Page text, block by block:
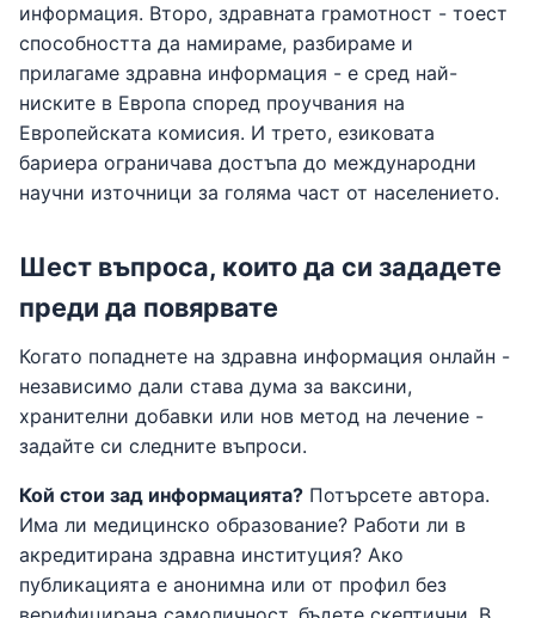
информация. Второ, здравната грамотност - тоест
способността да намираме, разбираме и
прилагаме здравна информация - е сред най-
ниските в Европа според проучвания на
Европейската комисия. И трето, езиковата
бариера ограничава достъпа до международни
научни източници за голяма част от населението.
Шест въпроса, които да си зададете
преди да повярвате
Когато попаднете на здравна информация онлайн -
независимо дали става дума за ваксини,
хранителни добавки или нов метод на лечение -
задайте си следните въпроси.
Кой стои зад информацията? Потърсете автора.
Има ли медицинско образование? Работи ли в
акредитирана здравна институция? Ако
публикацията е анонимна или от профил без